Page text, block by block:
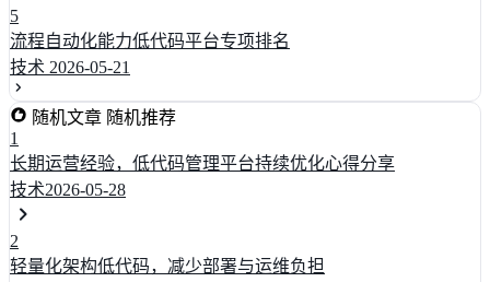
5
流程自动化能力低代码平台专项排名
技术 2026-05-21
随机文章 随机推荐
1
长期运营经验，低代码管理平台持续优化心得分享
技术2026-05-28
2
轻量化架构低代码，减少部署与运维负担